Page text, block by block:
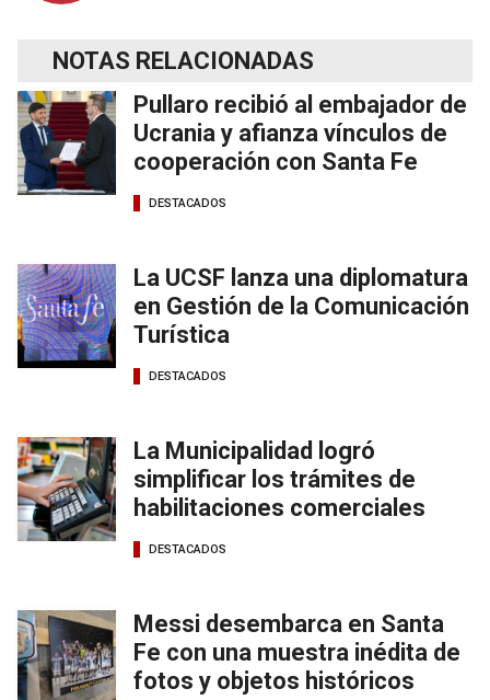
NOTAS RELACIONADAS
Pullaro recibió al embajador de
Ucrania y afianza vínculos de
cooperación con Santa Fe
DESTACADOS
La UCSF lanza una diplomatura
en Gestión de la Comunicación
Turística
DESTACADOS
La Municipalidad logró
simplificar los trámites de
habilitaciones comerciales
DESTACADOS
Messi desembarca en Santa
Fe con una muestra inédita de
fotos y objetos históricos